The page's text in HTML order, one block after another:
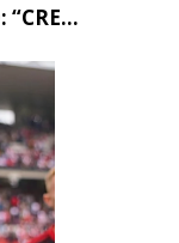
“CRE...